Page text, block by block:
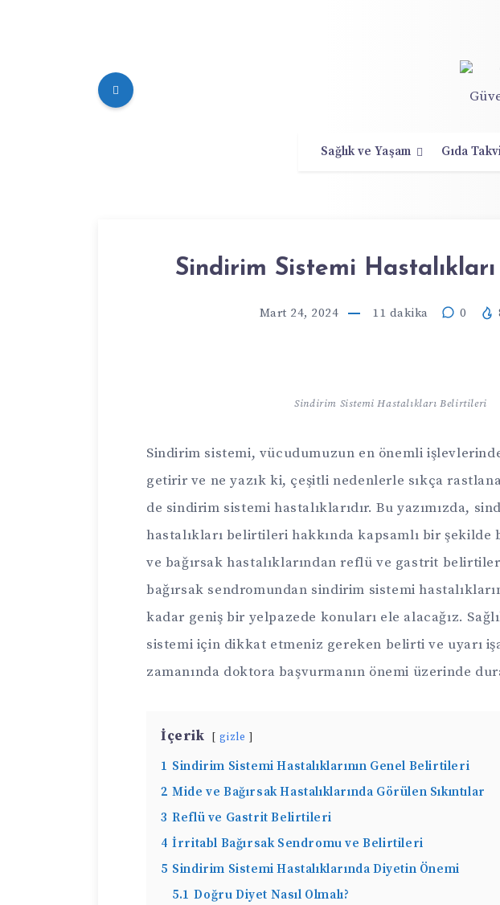
Sağlık ve Yaşam Gıda
Sindirim Sistemi
Mart 24, 2024 11 dakika 0
Sindirim Sistemi Hastalıkları Belirtileri
Sindirim sistemi, vücudumuzun en önemli
getirir ve ne yazık ki, çeşitli nedenlerle sıkça
de sindirim sistemi hastalıklarıdır. Bu yazımızda,
hastalıkları belirtileri hakkında kapsamlı bir şekilde
ve bağırsak hastalıklarından reflü ve gastrit
bağırsak sendromundan sindirim sistemi
kadar geniş bir yelpazede konuları ele alacağız.
sistemi için dikkat etmeniz gereken belirti ve uyarı
zamanında doktora başvurmanın önemi üzerinde
İçerik gizle
1 Sindirim Sistemi Hastalıklarının Genel Belirtileri
2 Mide ve Bağırsak Hastalıklarında Görülen Sıkıntılar
3 Reflü ve Gastrit Belirtileri
4 İrritabl Bağırsak Sendromu ve Belirtileri
5 Sindirim Sistemi Hastalıklarında Diyetin Önemi
5.1 Doğru Diyet Nasıl Olmalı?